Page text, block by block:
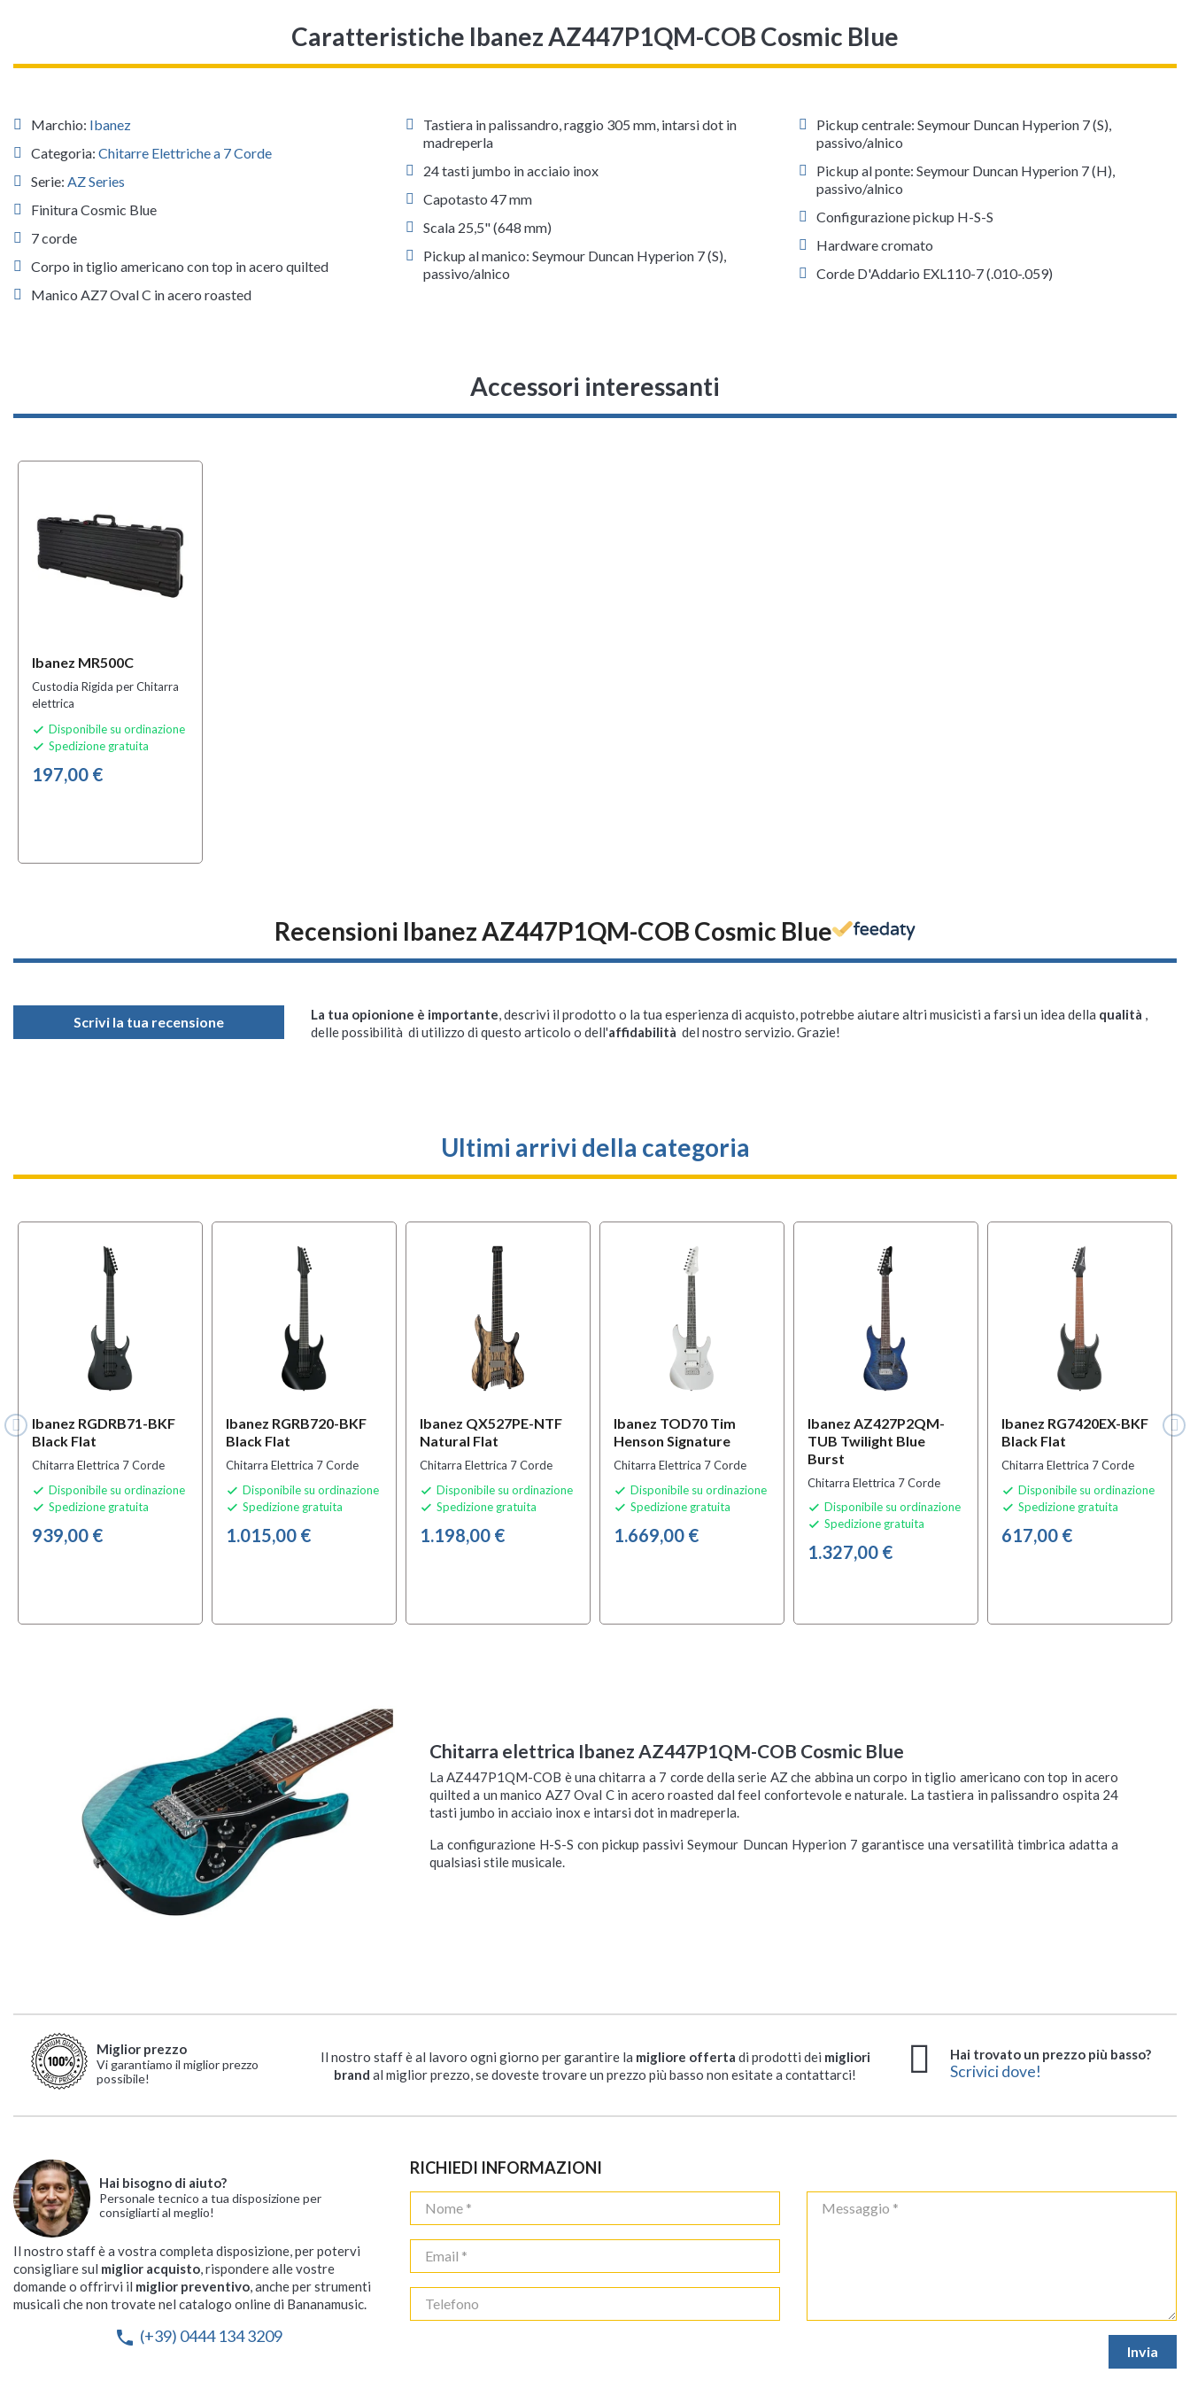
Caratteristiche Ibanez AZ447P1QM-COB Cosmic Blue
Marchio: Ibanez
Categoria: Chitarre Elettriche a 7 Corde
Serie: AZ Series
Finitura Cosmic Blue
7 corde
Corpo in tiglio americano con top in acero quilted
Manico AZ7 Oval C in acero roasted
Tastiera in palissandro, raggio 305 mm, intarsi dot in
madreperla
24 tasti jumbo in acciaio inox
Capotasto 47 mm
Scala 25,5" (648 mm)
Pickup al manico: Seymour Duncan Hyperion 7 (S),
passivo/alnico
Pickup centrale: Seymour Duncan Hyperion 7 (S),
passivo/alnico
Pickup al ponte: Seymour Duncan Hyperion 7 (H),
passivo/alnico
Configurazione pickup H-S-S
Hardware cromato
Corde D'Addario EXL110-7 (.010-.059)
Accessori interessanti
Ibanez MR500C
Custodia Rigida per Chitarra
elettrica
 Disponibile su ordinazione
 Spedizione gratuita
197,00 €
Recensioni Ibanez AZ447P1QM-COB Cosmic Blue
Scrivi la tua recensione La tua opionione è importante, descrivi il prodotto o la tua esperienza di acquisto, potrebbe aiutare altri musicisti a farsi un idea della qualità ,
delle possibilità di utilizzo di questo articolo o dell'affidabilità del nostro servizio. Grazie!
Ultimi arrivi della categoria
Ibanez RGDRB71-BKF
Black Flat
Chitarra Elettrica 7 Corde
 Disponibile su ordinazione
 Spedizione gratuita
939,00 €
Ibanez RGRB720-BKF
Black Flat
Chitarra Elettrica 7 Corde
 Disponibile su ordinazione
 Spedizione gratuita
1.015,00 €
Ibanez QX527PE-NTF
Natural Flat
Chitarra Elettrica 7 Corde
 Disponibile su ordinazione
 Spedizione gratuita
1.198,00 €
Ibanez TOD70 Tim
Henson Signature
Chitarra Elettrica 7 Corde
 Disponibile su ordinazione
 Spedizione gratuita
1.669,00 €
Ibanez AZ427P2QM-
TUB Twilight Blue
Burst
Chitarra Elettrica 7 Corde
 Disponibile su ordinazione
 Spedizione gratuita
1.327,00 €
Ibanez RG7420EX-BKF
Black Flat
Chitarra Elettrica 7 Corde
 Disponibile su ordinazione
 Spedizione gratuita
617,00 €
Chitarra elettrica Ibanez AZ447P1QM-COB Cosmic Blue
La AZ447P1QM-COB è una chitarra a 7 corde della serie AZ che abbina un corpo in tiglio americano con top in acero
quilted a un manico AZ7 Oval C in acero roasted dal feel confortevole e naturale. La tastiera in palissandro ospita 24
tasti jumbo in acciaio inox e intarsi dot in madreperla.
La configurazione H-S-S con pickup passivi Seymour Duncan Hyperion 7 garantisce una versatilità timbrica adatta a
qualsiasi stile musicale.
Miglior prezzo
Vi garantiamo il miglior prezzo
possibile!
Il nostro staff è al lavoro ogni giorno per garantire la migliore offerta di prodotti dei migliori
brand al miglior prezzo, se doveste trovare un prezzo più basso non esitate a contattarci!
Hai trovato un prezzo più basso?
Scrivici dove!
Hai bisogno di aiuto?
Personale tecnico a tua disposizione per
consigliarti al meglio!
Il nostro staff è a vostra completa disposizione, per potervi
consigliare sul miglior acquisto, rispondere alle vostre
domande o offrirvi il miglior preventivo, anche per strumenti
musicali che non trovate nel catalogo online di Bananamusic.
phone (+39) 0444 134 3209
RICHIEDI INFORMAZIONI